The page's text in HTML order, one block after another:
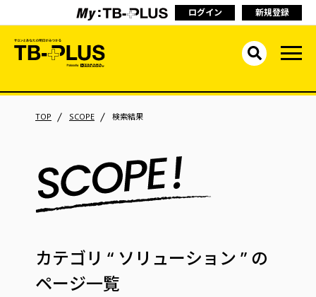
ログイン 新規登録
TOP SCOPE 検索結果
カテゴリ “ ソリューション ” の
ページ一覧